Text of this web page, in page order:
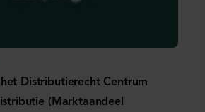
Distributierecht Centrum
(Marktaandeel